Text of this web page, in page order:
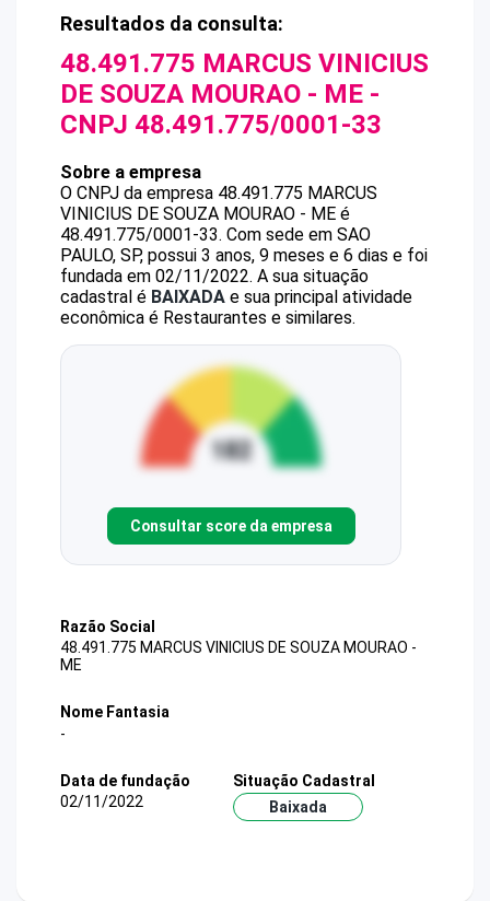
Resultados da consulta:
48.491.775 MARCUS VINICIUS
DE SOUZA MOURAO - ME -
CNPJ 48.491.775/0001-33
Sobre a empresa
O CNPJ da empresa 48.491.775 MARCUS
VINICIUS DE SOUZA MOURAO - ME é
48.491.775/0001-33. Com sede em SAO
PAULO, SP, possui 3 anos, 9 meses e 6 dias e foi
fundada em 02/11/2022. A sua situação
cadastral é BAIXADA e sua principal atividade
econômica é Restaurantes e similares.
Consultar score da empresa
Razão Social
48.491.775 MARCUS VINICIUS DE SOUZA MOURAO -
ME
Nome Fantasia
-
Data de fundação
02/11/2022
Situação Cadastral
Baixada